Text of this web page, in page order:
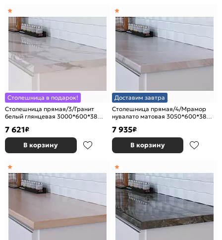
Столешница в подарок!
Столешница прямая/3/Гранит
белый глянцевая 3000*600*38
7 621₽
В корзину
Доставим завтра
Столешница прямая/4/Мрамор
нувалато матовая 3050*600*38
7 935₽
В корзину